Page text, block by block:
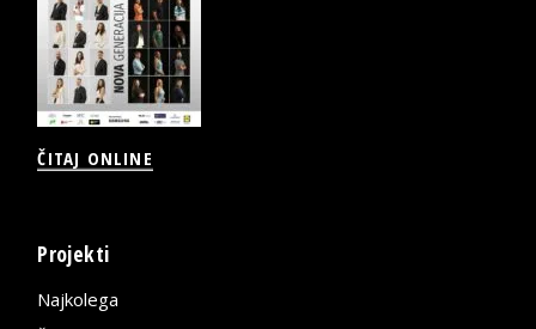
ČITAJ ONLINE
Projekti
Najkolega